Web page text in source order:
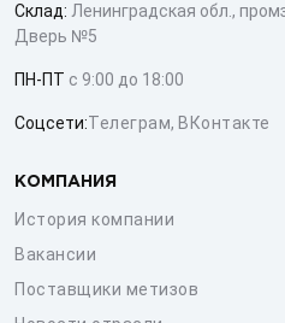
Склад: Ленинградская обл.,
Дверь №5
ПН-ПТ с 9:00 до 18:00
Соцсети:Телеграм, ВКонтакте
КОМПАНИЯ
История компании
Вакансии
Поставщики метизов